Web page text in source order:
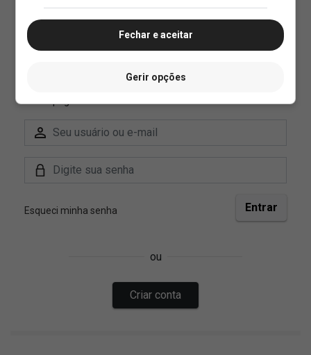
Fechar e aceitar
Gerir opções